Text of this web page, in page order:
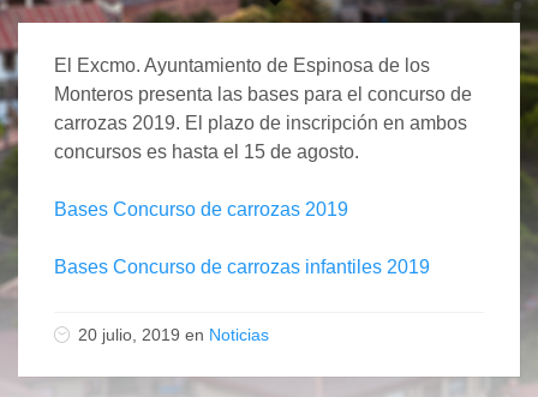
El Excmo. Ayuntamiento de Espinosa de los
Monteros presenta las bases para el concurso de
carrozas 2019. El plazo de inscripción en ambos
concursos es hasta el 15 de agosto.
Bases Concurso de carrozas 2019
Bases Concurso de carrozas infantiles 2019
20 julio, 2019 en Noticias